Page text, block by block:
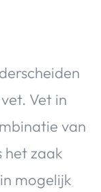
Vet in
van
het zaak
mogelijk